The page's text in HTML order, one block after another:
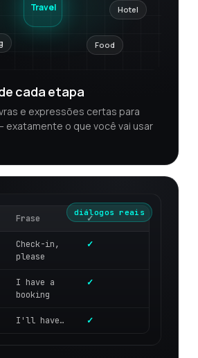
Hotel
Food
Travel
cada etapa
e expressões certas para
exatamente o que você vai usar
diálogos reais
Frase ✓
Check-in,
please
✓
I have a
booking
✓
I'll have… ✓